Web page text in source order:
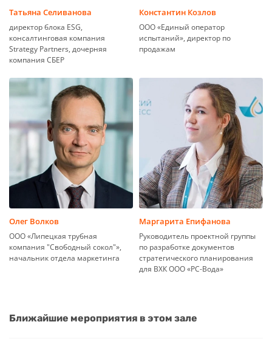
Татьяна Селиванова
директор блока ESG,
консалтинговая компания
Strategy Partners, дочерняя
компания СБЕР
Константин Козлов
ООО «Единый оператор
испытаний», директор по
продажам
Олег Волков
ООО «Липецкая трубная
компания "Свободный сокол"»,
начальник отдела маркетинга
Маргарита Епифанова
Руководитель проектной группы
по разработке документов
стратегического планирования
для ВХК ООО «РС-Вода»
Ближайшие мероприятия в этом зале